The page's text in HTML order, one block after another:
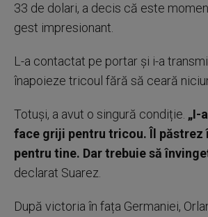
33 de dolari, a decis că este
gest impresionant.
L-a contactat pe portar și i-a
înapoieze tricoul fără să ceară
Totuși, a avut o singură condiție. „I-
face griji pentru tricou. Îl păstrez
pentru tine. Dar trebuie să
declarat Suarez.
După victoria în fața Germaniei,